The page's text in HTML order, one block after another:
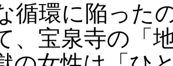
循環に陥った
宝泉寺の「